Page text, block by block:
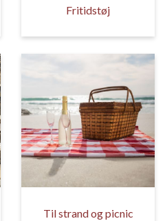
Fritidstøj
Til strand og picnic